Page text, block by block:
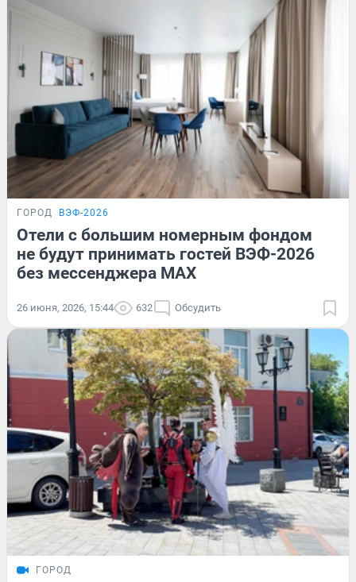
ГОРОД ВЭФ-2026
Отели с большим номерным фондом
не будут принимать гостей ВЭФ-2026
без мессенджера MAX
26 июня, 2026, 15:44 632 Обсудить
ГОРОД